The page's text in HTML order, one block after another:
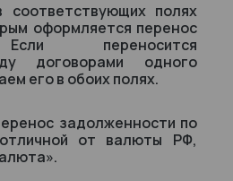
полях
оформляется перенос
переносится
договорами одного
его в обоих полях.
задолженности по
от валюты РФ,